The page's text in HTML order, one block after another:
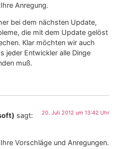
Anregung.
bei dem nächsten Update,
die mit dem Update gelöst
Klar möchten wir auch
jeder Entwickler alle Dinge
muß.
sagt: 20. Juli 2012 um 13:42 Uhr
Vorschläge und Anregungen.